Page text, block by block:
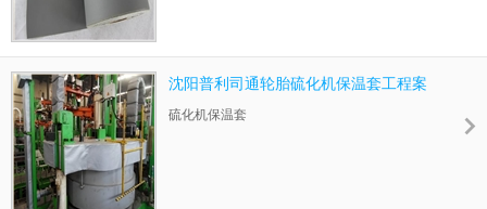
150家。2010年，营收人民币404亿元(约合新台
币1854.5亿元)取代家乐福成为中国大陆零售百
货业冠军。该公司申请改列股市的百货类，并
沈阳普利司通轮胎硫化机保温套工程案
例
硫化机保温套